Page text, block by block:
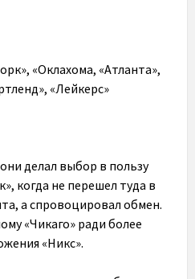
«Оклахома, «Атланта»,
«Лейкерс»
делал выбор в пользу
когда не перешел туда в
а спровоцировал обмен.
«Чикаго» ради более
«Никс».